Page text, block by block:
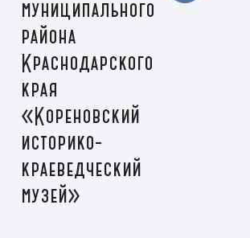
муниципального
района
Краснодарского
края
«Кореновский
историко-
краеведческий
музей»